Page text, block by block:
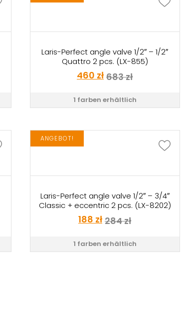
1 farben erhältlich
Laris-Perfect angle valve 1/2″ – 1/2″
Quattro 2 pcs. (LX-855)
683zł
460 zł
ANGEBOT!
1 farben erhältlich
Laris-Perfect angle valve 1/2″ – 3/4″
Classic + eccentric 2 pcs. (LX-8202)
284zł
188 zł